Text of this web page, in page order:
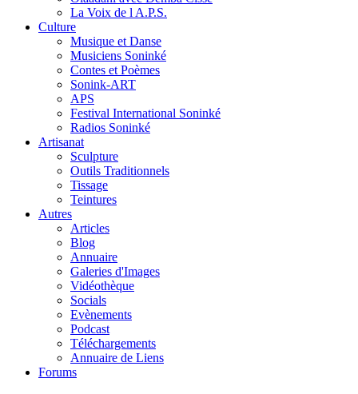
La Voix de l A.P.S.
Culture
Musique et Danse
Musiciens Soninké
Contes et Poèmes
Sonink-ART
APS
Festival International Soninké
Radios Soninké
Artisanat
Sculpture
Outils Traditionnels
Tissage
Teintures
Autres
Articles
Blog
Annuaire
Galeries d'Images
Vidéothèque
Socials
Evènements
Podcast
Téléchargements
Annuaire de Liens
Forums